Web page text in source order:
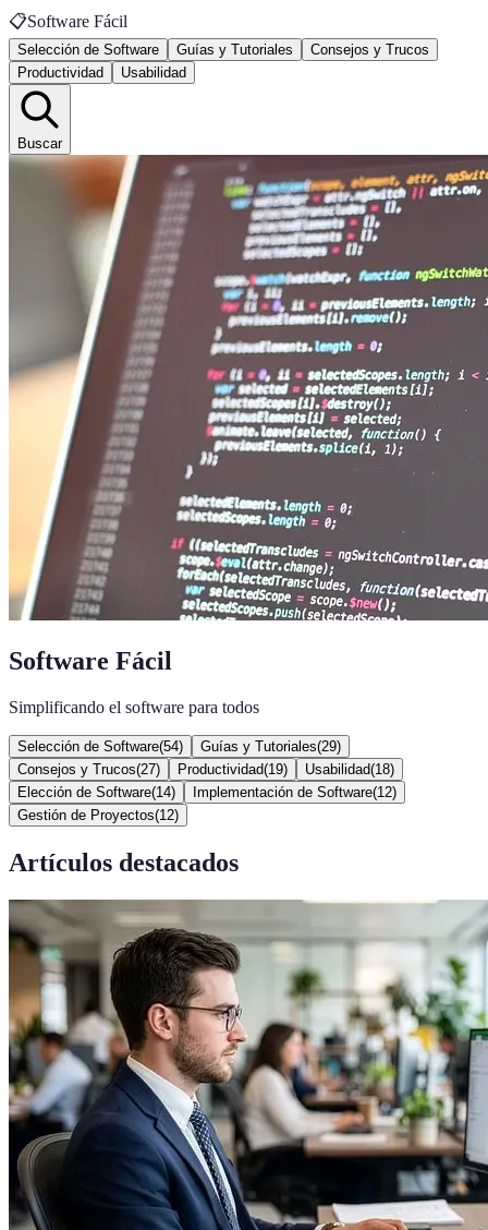
📋Software Fácil
Selección de Software Guías y Tutoriales
Consejos y Trucos
Productividad
Usabilidad
Buscar
Software Fácil
Simplificando el software para todos
Selección de Software(54) Guías y Tutoriales(29)
Consejos y Trucos(27) Productividad(19) Usabilidad(18)
Elección de Software(14) Implementación de Software(12)
Gestión de Proyectos(12)
Artículos destacados